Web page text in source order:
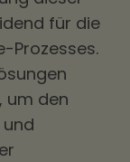
für die
Prozesses.
um den